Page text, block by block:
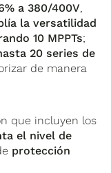
a 380/400V,
la versatilidad
10 MPPTs;
20 series de
de manera
que incluyen los
el nivel de
protección